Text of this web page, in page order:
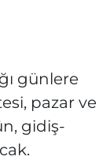
günlere
pazar ve
gidiş-